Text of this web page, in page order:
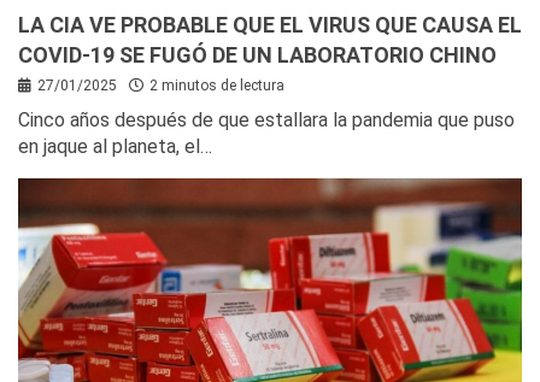
LA CIA VE PROBABLE QUE EL VIRUS QUE CAUSA EL
COVID-19 SE FUGÓ DE UN LABORATORIO CHINO
27/01/2025 2 minutos de lectura
Cinco años después de que estallara la pandemia que puso
en jaque al planeta, el…